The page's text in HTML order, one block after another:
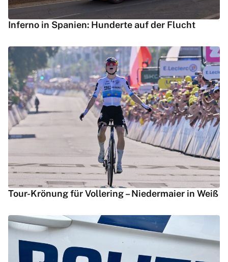
Inferno in Spanien: Hunderte auf der Flucht
Tour-Krönung für Vollering – Niedermaier in Weiß